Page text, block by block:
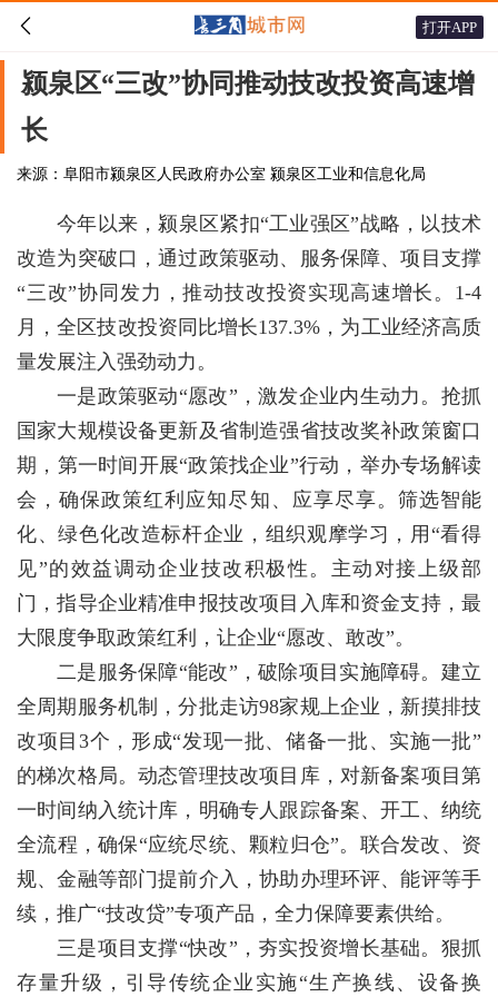
 打开APP
颍泉区“三改”协同推动技改投资高速增
长
来源：阜阳市颍泉区人民政府办公室 颍泉区工业和信息化局
今年以来，颍泉区紧扣“工业强区”战略，以技术
改造为突破口，通过政策驱动、服务保障、项目支撑
“三改”协同发力，推动技改投资实现高速增长。1-4
月，全区技改投资同比增长137.3%，为工业经济高质
量发展注入强劲动力。
一是政策驱动“愿改”，激发企业内生动力。抢抓
国家大规模设备更新及省制造强省技改奖补政策窗口
期，第一时间开展“政策找企业”行动，举办专场解读
会，确保政策红利应知尽知、应享尽享。筛选智能
化、绿色化改造标杆企业，组织观摩学习，用“看得
见”的效益调动企业技改积极性。主动对接上级部
门，指导企业精准申报技改项目入库和资金支持，最
大限度争取政策红利，让企业“愿改、敢改”。
二是服务保障“能改”，破除项目实施障碍。建立
全周期服务机制，分批走访98家规上企业，新摸排技
改项目3个，形成“发现一批、储备一批、实施一批”
的梯次格局。动态管理技改项目库，对新备案项目第
一时间纳入统计库，明确专人跟踪备案、开工、纳统
全流程，确保“应统尽统、颗粒归仓”。联合发改、资
规、金融等部门提前介入，协助办理环评、能评等手
续，推广“技改贷”专项产品，全力保障要素供给。
三是项目支撑“快改”，夯实投资增长基础。狠抓
存量升级，引导传统企业实施“生产换线、设备换